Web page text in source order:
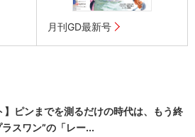
月刊GD最新号
】ピンまでを測るだけの時代は、もう終
スワン”の「レー...